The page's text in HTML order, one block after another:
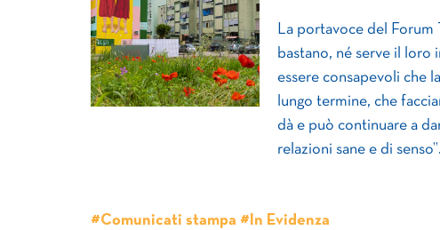
La portavoce del Forum
bastano, né serve il loro
essere consapevoli che
lungo termine, che
dà e può continuare a
relazioni sane e di senso”.
#Comunicati stampa #In Evidenza